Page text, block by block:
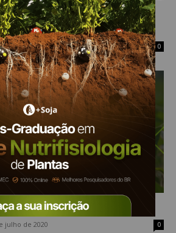
crescimento em trigo: qual
quando aplicar
maio de 2021 0
Mais Soja
julho de 2020 0